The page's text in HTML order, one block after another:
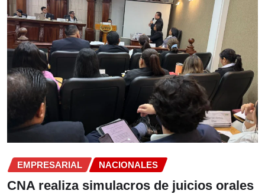
EMPRESARIAL NACIONALES
CNA realiza simulacros de juicios orales